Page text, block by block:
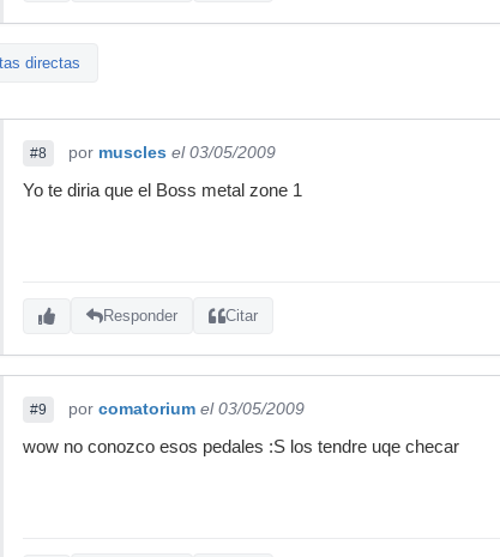
directas
#8 por muscles el 03/05/2009
Yo te diria que el Boss metal zone 1
Responder Citar
#9 por comatorium el 03/05/2009
wow no conozco esos pedales :S los tendre uqe checar